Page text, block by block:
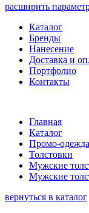
расширить
Каталог
Бренды
Нанесение
Доставка и
Портфолио
Контакты
Главная
Каталог
Промо-одежда
Толстовки
Мужские
Мужские
вернуться в каталог